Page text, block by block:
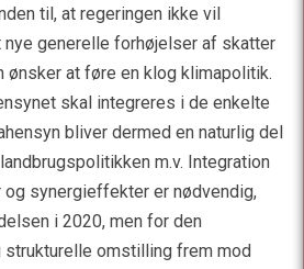
til, at regeringen ikke vil
generelle forhøjelser af skatter
ønsker at føre en klog klimapolitik.
skal integreres i de enkelte
bliver dermed en naturlig del
m.v. Integration
synergieffekter er nødvendig,
i 2020, men for den
strukturelle omstilling frem mod